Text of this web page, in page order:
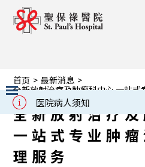
医院病人须知
Slide 2 of 3.
首页 > 最新消息 >
全新放射治疗及肿瘤科中心 一站
全新放射治疗
一站式专业肿
理服务